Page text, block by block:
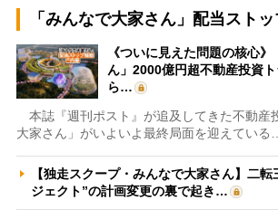
「みんなで大家さん」配当スト
《ついに見えた問題の核心
ん」2000億円超不動産投資ト
ら…
本誌『週刊ポスト』が追及してきた不動産
大家さん」がいよいよ最終局面を迎えている…
【独走スクープ・みんなで大家さん】二転
ジェクト”の計画変更の裏で起き…